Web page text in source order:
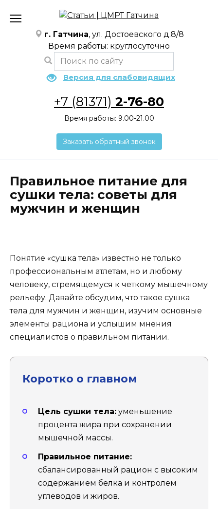
содержанию
г. Гатчина, ул. Достоевского д.8/8
Время работы: круглосуточно
Версия для слабовидящих
+7 (81371) 2-76-80
Время работы: 9.00-21.00
Заказать обратный звонок
Правильное питание для
сушки тела: советы для
мужчин и женщин
Понятие «сушка тела» известно не только
профессиональным атлетам, но и любому
человеку, стремящемуся к четкому мышечному
рельефу. Давайте обсудим, что такое сушка
тела для мужчин и женщин, изучим основные
элементы рациона и услышим мнения
специалистов о правильном питании.
Коротко о главном
Цель сушки тела: уменьшение
процента жира при сохранении
мышечной массы.
Правильное питание:
сбалансированный рацион с высоким
содержанием белка и контролем
углеводов и жиров.